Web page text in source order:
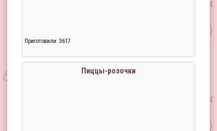
Приготовили: 3617
Пиццы-розочки